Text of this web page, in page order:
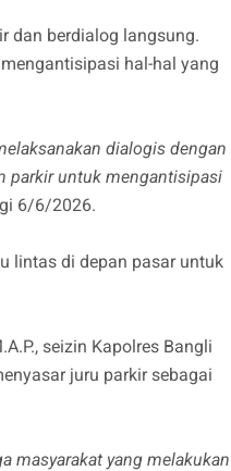
dan berdialog langsung.
hal-hal yang
dialogis dengan
parkir untuk mengantisipasi
6/6/2026.
lintas di depan pasar untuk
seizin Kapolres Bangli
juru parkir sebagai
masyarakat yang melakukan